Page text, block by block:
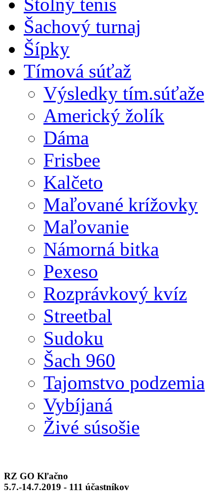
Šachový turnaj
Šípky
Tímová súťaž
Výsledky tím.súťaže
Americký žolík
Dáma
Frisbee
Kalčeto
Maľované krížovky
Maľovanie
Námorná bitka
Pexeso
Rozprávkový kvíz
Streetbal
Sudoku
Šach 960
Tajomstvo podzemia
Vybíjaná
Živé súsošie
RZ GO Kľačno
5.7.-14.7.2019 - 111 účastníkov